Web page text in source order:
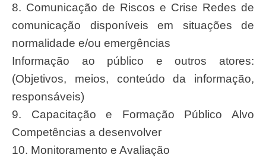
8. Comunicação de Riscos e Crise Redes de
comunicação disponíveis em situações de
normalidade e/ou emergências
Informação ao público e outros atores:
(Objetivos, meios, conteúdo da informação,
responsáveis)
9. Capacitação e Formação Público Alvo
Competências a desenvolver
10. Monitoramento e Avaliação